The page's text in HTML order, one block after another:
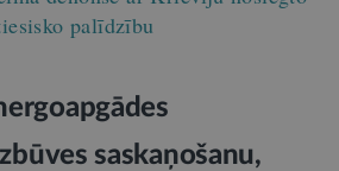
palīdzību
saskaņošanu,